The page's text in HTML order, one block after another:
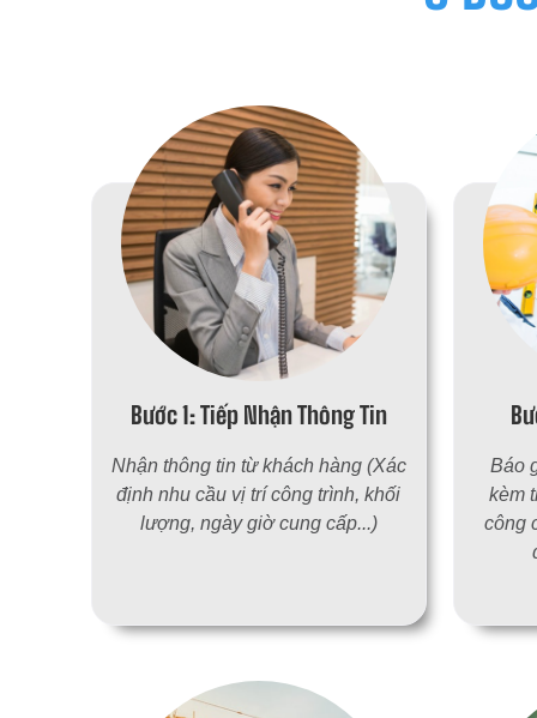
Bước 1: Tiếp Nhận Thông Tin
Nhận thông tin từ khách hàng (Xác
định nhu cầu vị trí công trình, khối
lượng, ngày giờ cung cấp...)
Báo
kèm
công